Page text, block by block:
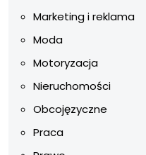
Marketing i reklama
Moda
Motoryzacja
Nieruchomości
Obcojęzyczne
Praca